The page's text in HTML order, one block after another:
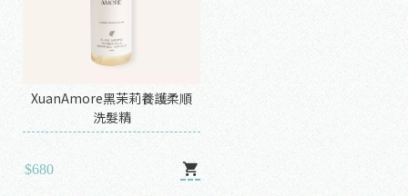
XuanAmore黑茉莉養護柔順
洗髮精
$680